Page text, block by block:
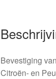
Bevestiging
Citroën- en